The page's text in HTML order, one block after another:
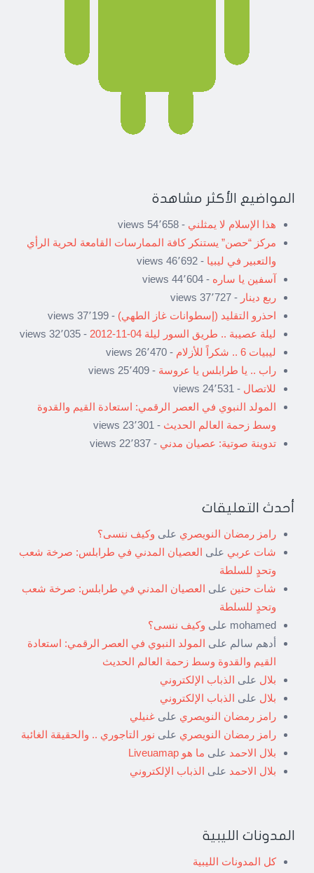
المواضيع الأكثر مشاهدة
هذا الإسلام لا يمثلني - 54٬658 views
مركز “حصن” يستنكر كافة الممارسات القامعة لحرية الرأي
والتعبير في ليبيا - 46٬692 views
آسفين يا ساره - 44٬604 views
ربع دينار - 37٬727 views
احذرو التقليد (إسطوانات غاز الطهي) - 37٬199 views
ليلة عصيبة .. طريق السور ليلة 04-11-2012
- 32٬035 views
ليبيات 6 .. شكراً للأزلام
- 26٬470 views
راب .. يا طرابلس يا عروسة - 25٬409 views
للاتصال - 24٬531 views
المولد النبوي في العصر الرقمي: استعادة القيم والقدوة
وسط زحمة العالم الحديث - 23٬301 views
تدوينة صوتية: عصيان مدني - 22٬837 views
أحدث التعليقات
رامز رمضان النويصري على وكيف ننسى؟
شات عربي على العصيان المدني في طرابلس: صرخة شعب
وتحدٍ للسلطة
شات حنين على العصيان المدني في طرابلس: صرخة شعب
وتحدٍ للسلطة
mohamed على وكيف ننسى؟
أدهم سالم على المولد النبوي في العصر الرقمي: استعادة
القيم والقدوة وسط زحمة العالم الحديث
بلال على الذباب الإلكتروني
بلال على الذباب الإلكتروني
رامز رمضان النويصري على غنيلي
رامز رمضان النويصري على نور التاجوري .. والحقيقة الغائبة
بلال الاحمد على ما هو Liveuamap
بلال الاحمد على الذباب الإلكتروني
المدونات الليبية
كل المدونات الليبية